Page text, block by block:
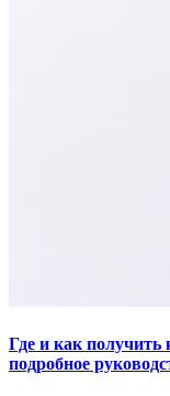
Где и как получить
подробное